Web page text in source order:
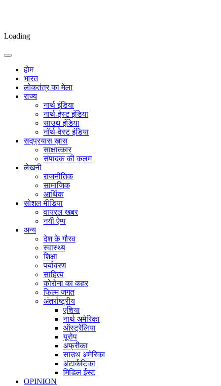
Loading
होम
भारत
लोकतंत्र का मेला
राज्य
नार्थ इंडिया
नार्थ-ईस्ट इंडिया
साउथ इंडिया
नॉर्थ-वेस्ट इंडिया
सद्प्रयास ख़ास
साक्षात्कार
संपादक की कलम
लेखनी
राजनीतिक
सामाजिक
आर्थिक
सोशल मीडिया
वायरल खबर
नयी ऐप्प
अन्य
देश के गौरव
स्वास्थ्य
शिक्षा
पर्यावरण
साहित्य
कोरोना का कहर
फिल्म जगत
अंतर्राष्ट्रीय
एशिया
नार्थ अमेरिका
ऑस्ट्रेलिया
यूरोप
अफ्रीका
साउथ अमेरिका
अंटार्कटिका
मिडिल ईस्ट
OPINION